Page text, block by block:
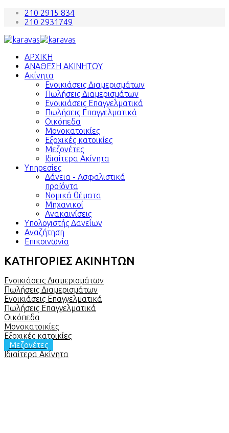
210 2915 834
210 2931749
ΑΡΧΙΚΗ
ΑΝΑΘΕΣΗ ΑΚΙΝΗΤΟΥ
Ακίνητα
Ενοικιάσεις Διαμερισμάτων
Πωλήσεις Διαμερισμάτων
Ενοικιάσεις Επαγγελματικά
Πωλήσεις Επαγγελματικά
Οικόπεδα
Μονοκατοικίες
Εξοχικές κατοικίες
Μεζονέτες
Ιδιαίτερα Ακίνητα
Υπηρεσίες
Δάνεια - Ασφαλιστικά
προϊόντα
Νομικά θέματα
Μηχανικοί
Ανακαινίσεις
Υπολογιστής Δανείων
Αναζήτηση
Επικοινωνία
ΚΑΤΗΓΟΡΙΕΣ ΑΚΙΝΗΤΩΝ
Ενοικιάσεις Διαμερισμάτων
Πωλήσεις Διαμερισμάτων
Ενοικιάσεις Επαγγελματικά
Πωλήσεις Επαγγελματικά
Οικόπεδα
Μονοκατοικίες
Εξοχικές κατοικίες
Μεζονέτες
Ιδιαίτερα Ακίνητα